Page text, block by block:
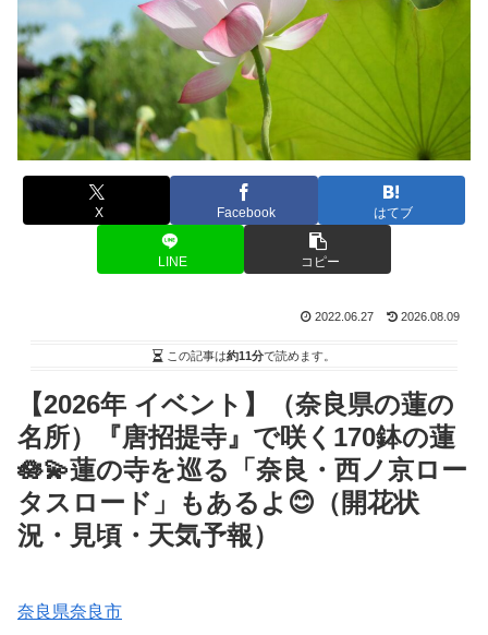
X Facebook はてブ
LINE コピー
2022.06.27 2026.08.09
この記事は約11分で読めます。
【2026年 イベント】（奈良県の蓮の
名所）『唐招提寺』で咲く170鉢の蓮
🪷💫蓮の寺を巡る「奈良・西ノ京ロー
タスロード」もあるよ😊（開花状
況・見頃・天気予報）
奈良県奈良市